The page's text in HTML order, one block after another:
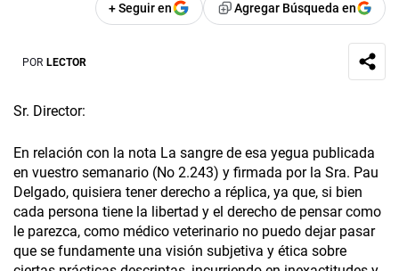
+ Seguir en Agregar Búsqueda en
POR LECTOR
Sr. Director:
En relación con la nota La sangre de esa yegua publicada
en vuestro semanario (No 2.243) y firmada por la Sra. Pau
Delgado, quisiera tener derecho a réplica, ya que, si bien
cada persona tiene la libertad y el derecho de pensar como
le parezca, como médico veterinario no puedo dejar pasar
que se fundamente una visión subjetiva y ética sobre